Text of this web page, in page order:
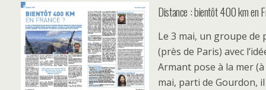
Distance : bientôt 400 km en
Le 3 mai, un groupe de
(près de Paris) avec
Armant pose à la mer
mai, parti de Gourdon,